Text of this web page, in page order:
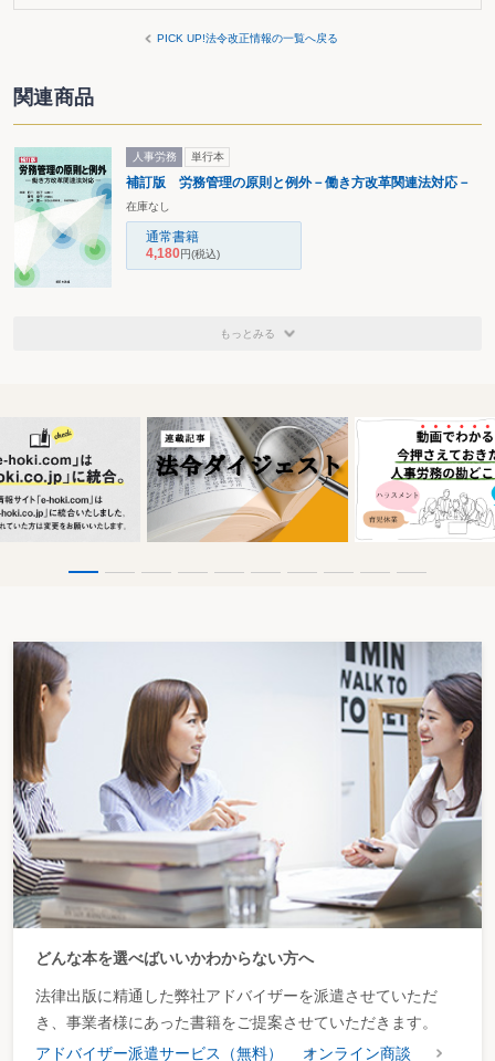
PICK UP!法令改正情報の一覧へ戻る
関連商品
人事労務 単行本
補訂版 労務管理の原則と例外－働き方改革関連法対応－
在庫なし
通常書籍
4,180円(税込)
もっとみる
どんな本を選べばいいかわからない方へ
法律出版に精通した弊社アドバイザーを派遣させていただ
き、事業者様にあった書籍をご提案させていただきます。
アドバイザー派遣サービス（無料）
オンライン商談